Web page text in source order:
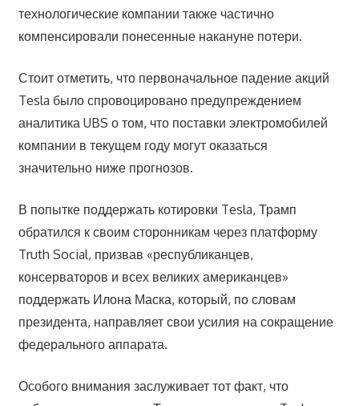
технологические компании также частично
компенсировали понесенные накануне потери.
Стоит отметить, что первоначальное падение акций
Tesla было спровоцировано предупреждением
аналитика UBS о том, что поставки электромобилей
компании в текущем году могут оказаться
значительно ниже прогнозов.
В попытке поддержать котировки Tesla, Трамп
обратился к своим сторонникам через платформу
Truth Social, призвав «республиканцев,
консерваторов и всех великих американцев»
поддержать Илона Маска, который, по словам
президента, направляет свои усилия на сокращение
федерального аппарата.
Особого внимания заслуживает тот факт, что